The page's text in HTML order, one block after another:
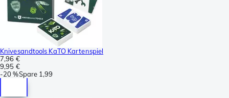
Knivesandtools KaTO Kartenspiel
7,96 €
9,95 €
-20 %Spare 1,99